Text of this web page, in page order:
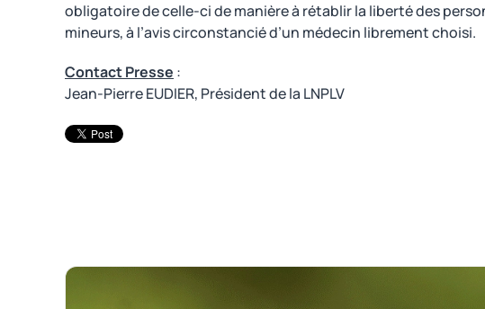
obligatoire de celle-ci de manière à rétablir la liberté des
mineurs, à l’avis circonstancié d’un médecin librement choisi.
Contact Presse :
Jean-Pierre EUDIER, Président de la LNPLV